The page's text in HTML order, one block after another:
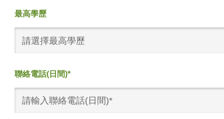
最高學歷
請選擇最高學歷
聯絡電話(日間)*